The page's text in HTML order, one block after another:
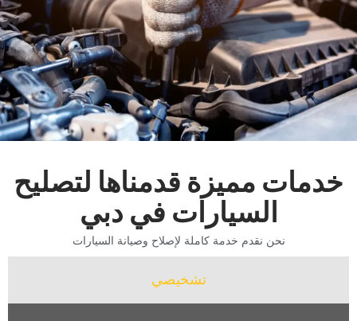
‏خدمات مميزة قدمناها لتصليح
السيارات في دبي‏
‏نحن نقدم خدمة كاملة لإصلاح وصيانة السيارات‏
‏تشخيصي‏